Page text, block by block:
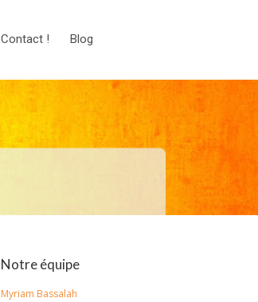
Contact ! Blog
Notre équipe
Myriam Bassalah